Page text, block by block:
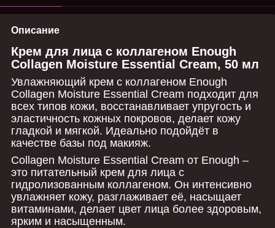
Описание
Крем для лица с коллагеном Enough
Collagen Moisture Essential Cream, 50 мл
Увлажняющий крем с коллагеном Enough
Collagen Moisture Essential Cream подходит для
всех типов кожи, восстанавливает упругость и
эластичность кожных покровов, делает кожу
гладкой и мягкой. Идеально подойдёт в
качестве базы под макияж.
Collagen Moisture Essential Cream от Enough –
это питательный крем для лица с
гидролизованным коллагеном. Он интенсивно
увлажняет кожу, разглаживает её, насыщает
витаминами, делает цвет лица более здоровым,
ярким и насыщенным.